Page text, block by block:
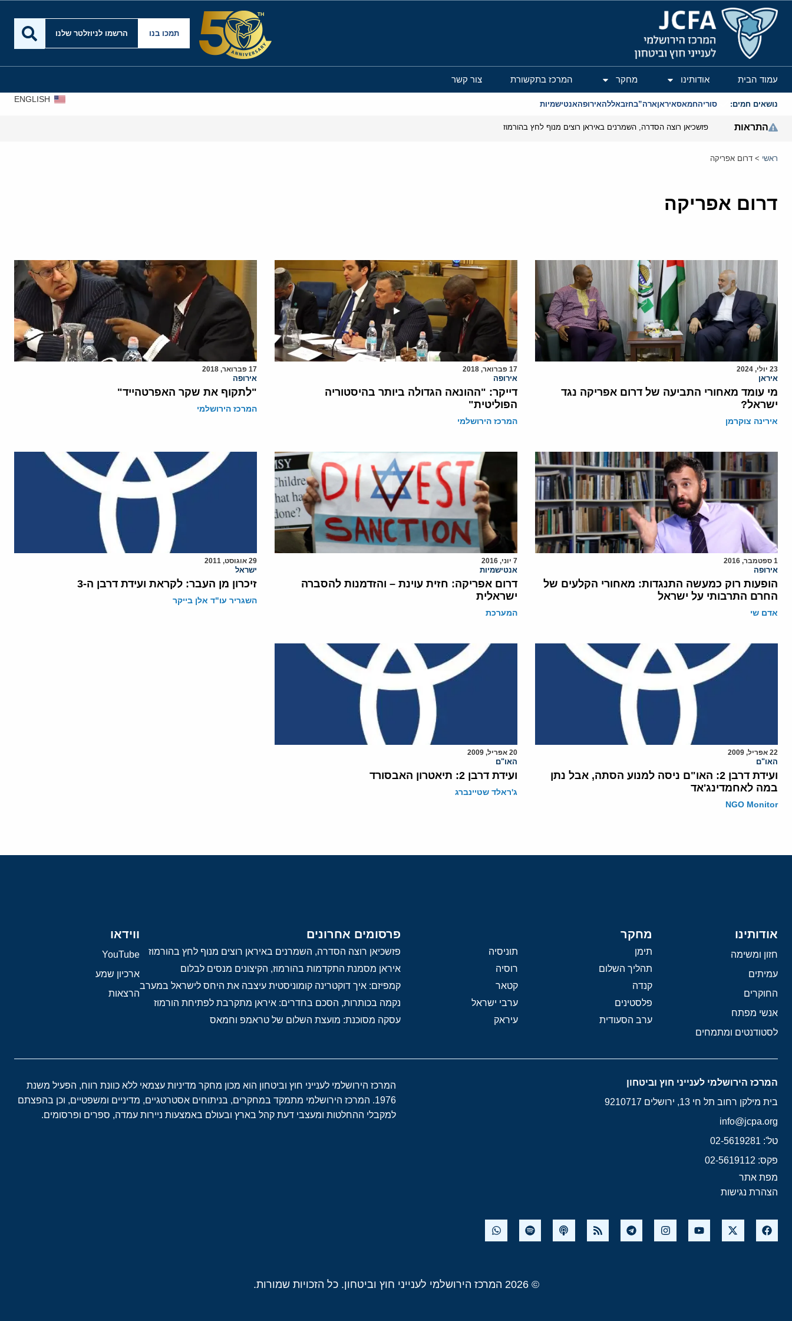
המרכז הירושלמי לענייני חוץ וביטחון
תמכו בנו הרשמו לניוזלטר שלנו
עמוד הבית אודותינו מחקר המרכז בתקשורת צור קשר
נושאים חמים: סוריהחמאסאיראןארה”בחזבאללהאירופהאנטישמיות
ENGLISH
התראות פזשכיאן רוצה הסדרה, השמרנים באיראן רוצים מנוף לחץ בהורמוז
ראשי > דרום אפריקה
דרום אפריקה
23 יולי, 2024
איראן
מי עומד מאחורי התביעה של דרום אפריקה נגד
ישראל?
אירינה צוקרמן
17 פברואר, 2018
אירופה
דייקר: "ההונאה הגדולה ביותר בהיסטוריה
הפוליטית"
המרכז הירושלמי
17 פברואר, 2018
אירופה
"לתקוף את שקר האפרטהייד"
המרכז הירושלמי
1 ספטמבר, 2016
אירופה
הופעות רוק כמעשה התנגדות: מאחורי הקלעים של
החרם התרבותי על ישראל
אדם שי
7 יוני, 2016
אנטישמיות
דרום אפריקה: חזית עוינת – והזדמנות להסברה
ישראלית
המערכת
29 אוגוסט, 2011
ישראל
זיכרון מן העבר: לקראת ועידת דרבן ה-3
השגריר עו"ד אלן בייקר
22 אפריל, 2009
האו"ם
ועידת דרבן 2: האו"ם ניסה למנוע הסתה, אבל נתן
במה לאחמדינג'אד
NGO Monitor
20 אפריל, 2009
האו"ם
ועידת דרבן 2: תיאטרון האבסורד
ג'ראלד שטיינברג
אודותינו
חזון ומשימה
עמיתים
החוקרים
אנשי מפתח
לסטודנטים ומתמחים
מחקר
תימן
תוניסיה
תהליך השלום
רוסיה
קנדה
קטאר
פלסטינים
ערבי ישראל
ערב הסעודית
עיראק
פרסומים אחרונים
פזשכיאן רוצה הסדרה, השמרנים באיראן רוצים מנוף לחץ בהורמוז
איראן מסמנת התקדמות בהורמוז, הקיצונים מנסים לבלום
קמפיזם: איך דוקטרינה קומוניסטית עיצבה את היחס לישראל במערב
נקמה בכותרות, הסכם בחדרים: איראן מתקרבת לפתיחת הורמוז
עסקה מסוכנת: מועצת השלום של טראמפ וחמאס
ווידאו
YouTube
ארכיון שמע
הרצאות
המרכז הירושלמי לענייני חוץ וביטחון
בית מילקן רחוב תל חי 13, ירושלים 9210717
info@jcpa.org
טל': 02-5619281
פקס: 02-5619112
מפת אתר
הצהרת נגישות
המרכז הירושלמי לענייני חוץ וביטחון הוא מכון מחקר מדיניות עצמאי ללא כוונת רווח, הפעיל משנת
1976. המרכז הירושלמי מתמקד במחקרים, בניתוחים אסטרטגיים, מדיניים ומשפטיים, וכן בהפצתם
למקבלי ההחלטות ומעצבי דעת קהל בארץ ובעולם באמצעות ניירות עמדה, ספרים ופרסומים.
© 2026 המרכז הירושלמי לענייני חוץ וביטחון. כל הזכויות שמורות.